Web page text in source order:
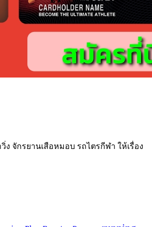
จักรยานเสือหมอบ รถไตรกีฬา ให้เรื่อง